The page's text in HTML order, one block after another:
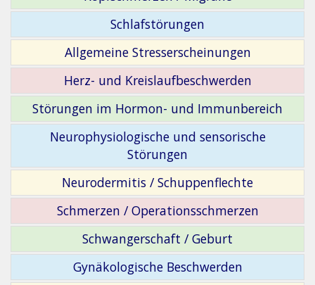
Schlafstörungen
Allgemeine Stresserscheinungen
Herz- und Kreislaufbeschwerden
Störungen im Hormon- und Immunbereich
Neurophysiologische und sensorische
Störungen
Neurodermitis / Schuppenflechte
Schmerzen / Operationsschmerzen
Schwangerschaft / Geburt
Gynäkologische Beschwerden